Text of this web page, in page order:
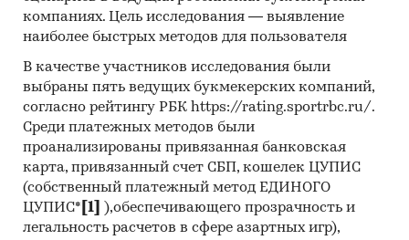
компаний-производителей зубных
паст.Профили компаний показывают
информацию о динамике финансовых
показателей компаний, актуальную
контактную информацию, основных
учредителей и т.д.
Цены на продукцию
Средние цены производителей
Предствлены месячные данные о ценах
компаниях. Цель исследования — выявление
наиболее быстрых методов для пользователя
В качестве участников исследования были
выбраны пять ведущих букмекерских компаний,
согласно рейтингу РБК https://rating.sportrbc.ru/.
Среди платежных методов были
проанализированы привязанная банковская
карта, привязанный счет СБП, кошелек ЦУПИС
(собственный платежный метод ЕДИНОГО
ЦУПИС* [1]
),обеспечивающего прозрачность и
легальность расчетов в сфере азартных игр),